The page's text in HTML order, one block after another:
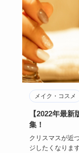
メイク・コスメ
【2022年最
集！
クリスマスが近
ジしたくなりま